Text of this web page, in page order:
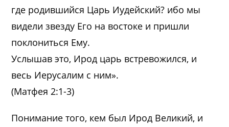
где родившийся Царь Иудейский? ибо мы
видели звезду Его на востоке и пришли
поклониться Ему.
Услышав это, Ирод царь встревожился, и
весь Иерусалим с ним».
(Матфея 2:1-3)
Понимание того, кем был Ирод Великий, и